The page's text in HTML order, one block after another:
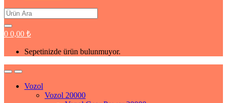
Search
for:
0 0,00 ₺
Sepetinizde ürün bulunmuyor.
Vozol
Vozol 20000